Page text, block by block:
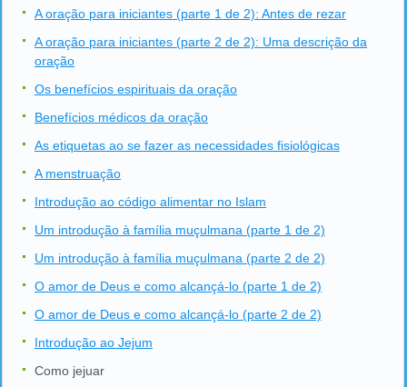
A oração para iniciantes (parte 1 de 2): Antes de rezar
A oração para iniciantes (parte 2 de 2): Uma descrição da
oração
Os benefícios espirituais da oração
Benefícios médicos da oração
As etiquetas ao se fazer as necessidades fisiológicas
A menstruação
Introdução ao código alimentar no Islam
Um introdução à família muçulmana (parte 1 de 2)
Um introdução à família muçulmana (parte 2 de 2)
O amor de Deus e como alcançá-lo (parte 1 de 2)
O amor de Deus e como alcançá-lo (parte 2 de 2)
Introdução ao Jejum
Como jejuar